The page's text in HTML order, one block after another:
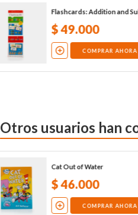
Flashcards: Addition and
$49.000
COMPRAR AHORA
Otros usuarios han
Cat Out of Water
$46.000
COMPRAR AHORA